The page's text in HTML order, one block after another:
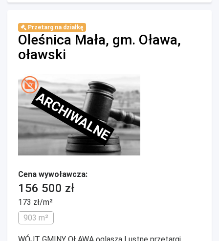
Przetarg na działkę
Oleśnica Mała, gm. Oława,
oławski
ARCHIWALNE
Cena wywoławcza:
156 500 zł
173 zł/m²
903 m²